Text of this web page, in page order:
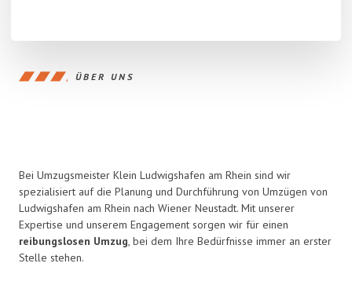
ÜBER UNS
Bei Umzugsmeister Klein Ludwigshafen am Rhein sind wir
spezialisiert auf die Planung und Durchführung von Umzügen von
Ludwigshafen am Rhein nach Wiener Neustadt. Mit unserer
Expertise und unserem Engagement sorgen wir für einen
reibungslosen Umzug, bei dem Ihre Bedürfnisse immer an erster
Stelle stehen.